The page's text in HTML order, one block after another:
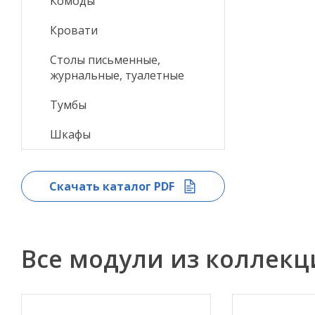
Кровати
Столы письменные,
журнальные, туалетные
Тумбы
Шкафы
Скачать каталог PDF
Все модули из